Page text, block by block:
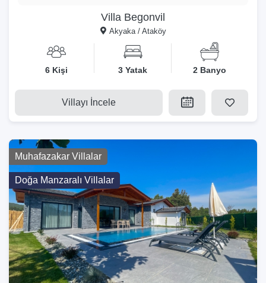
Villa Begonvil
Akyaka / Ataköy
6 Kişi 3 Yatak 2 Banyo
Villayı İncele
Muhafazakar Villalar
Doğa Manzaralı Villalar